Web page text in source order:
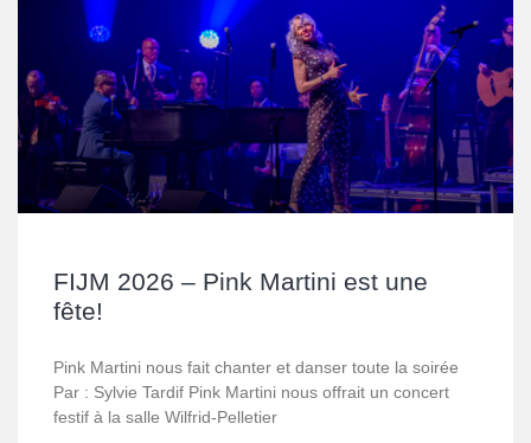
FIJM 2026 – Pink Martini est une
fête!
Pink Martini nous fait chanter et danser toute la soirée
Par : Sylvie Tardif Pink Martini nous offrait un concert
festif à la salle Wilfrid-Pelletier